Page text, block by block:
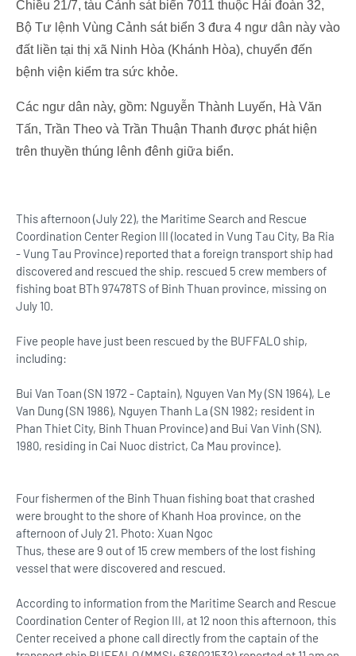
Chiều 21/7, tàu Cảnh sát biển 7011 thuộc Hải đoàn 32,
Bộ Tư lệnh Vùng Cảnh sát biển 3 đưa 4 ngư dân này vào
đất liền tại thị xã Ninh Hòa (Khánh Hòa), chuyển đến
bệnh viện kiểm tra sức khỏe.
Các ngư dân này, gồm: Nguyễn Thành Luyến, Hà Văn
Tấn, Trần Theo và Trần Thuận Thanh được phát hiện
trên thuyền thúng lênh đênh giữa biển.
This afternoon (July 22), the Maritime Search and Rescue
Coordination Center Region III (located in Vung Tau City, Ba Ria
- Vung Tau Province) reported that a foreign transport ship had
discovered and rescued the ship. rescued 5 crew members of
fishing boat BTh 97478TS of Binh Thuan province, missing on
July 10.
Five people have just been rescued by the BUFFALO ship,
including:
Bui Van Toan (SN 1972 - Captain), Nguyen Van My (SN 1964), Le
Van Dung (SN 1986), Nguyen Thanh La (SN 1982; resident in
Phan Thiet City, Binh Thuan Province) and Bui Van Vinh (SN).
1980, residing in Cai Nuoc district, Ca Mau province).
Four fishermen of the Binh Thuan fishing boat that crashed
were brought to the shore of Khanh Hoa province, on the
afternoon of July 21. Photo: Xuan Ngoc
Thus, these are 9 out of 15 crew members of the lost fishing
vessel that were discovered and rescued.
According to information from the Maritime Search and Rescue
Coordination Center of Region III, at 12 noon this afternoon, this
Center received a phone call directly from the captain of the